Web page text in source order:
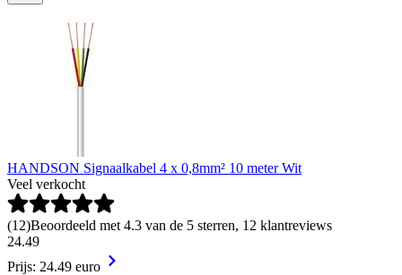
HANDSON Signaalkabel 4 x 0,8mm² 10 meter Wit
Veel verkocht
(12)Beoordeeld met 4.3 van de 5 sterren, 12 klantreviews
24.49
Prijs: 24.49 euro